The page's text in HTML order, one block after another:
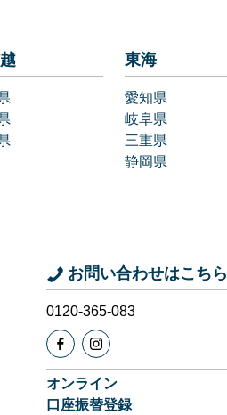
東海
愛知県
岐阜県
三重県
静岡県
お問い合わせはこちら
0120-365-083
オンライン
口座振替登録